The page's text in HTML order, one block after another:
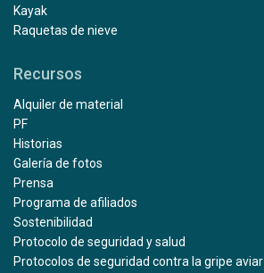
Kayak
Raquetas de nieve
Recursos
Alquiler de material
PF
Historias
Galería de fotos
Prensa
Programa de afiliados
Sostenibilidad
Protocolo de seguridad y salud
Protocolos de seguridad contra la gripe aviar